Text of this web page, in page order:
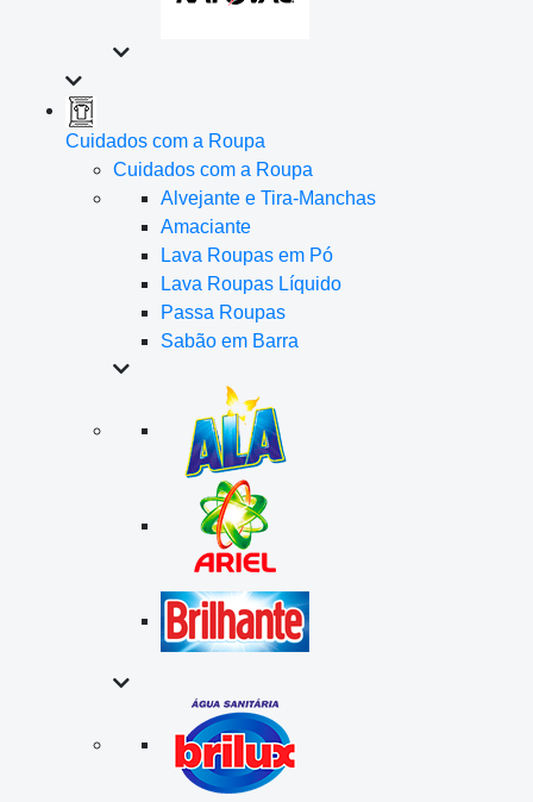
Cuidados com a Roupa
Cuidados com a Roupa
Alvejante e Tira-Manchas
Amaciante
Lava Roupas em Pó
Lava Roupas Líquido
Passa Roupas
Sabão em Barra